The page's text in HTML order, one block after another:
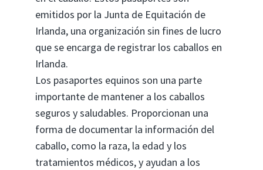
emitidos por la Junta de Equitación de
Irlanda, una organización sin fines de lucro
que se encarga de registrar los caballos en
Irlanda.
Los pasaportes equinos son una parte
importante de mantener a los caballos
seguros y saludables. Proporcionan una
forma de documentar la información del
caballo, como la raza, la edad y los
tratamientos médicos, y ayudan a los